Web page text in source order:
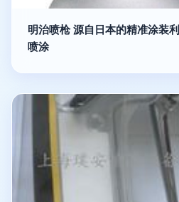
明治喷枪 源自日本的精准涂装
喷涂